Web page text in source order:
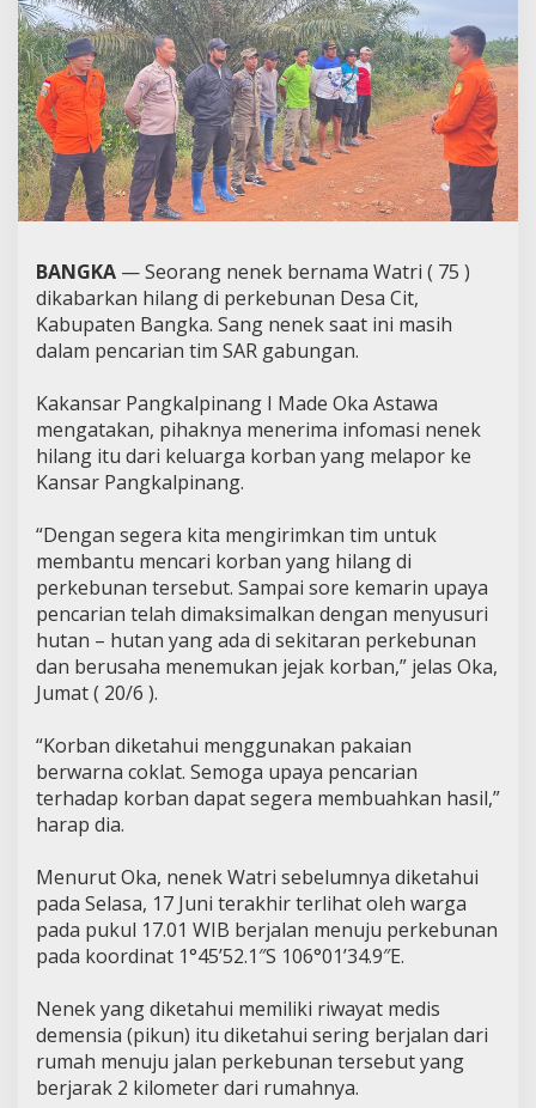
BANGKA — Seorang nenek bernama Watri ( 75 )
dikabarkan hilang di perkebunan Desa Cit,
Kabupaten Bangka. Sang nenek saat ini masih
dalam pencarian tim SAR gabungan.
Kakansar Pangkalpinang I Made Oka Astawa
mengatakan, pihaknya menerima infomasi nenek
hilang itu dari keluarga korban yang melapor ke
Kansar Pangkalpinang.
“Dengan segera kita mengirimkan tim untuk
membantu mencari korban yang hilang di
perkebunan tersebut. Sampai sore kemarin upaya
pencarian telah dimaksimalkan dengan menyusuri
hutan – hutan yang ada di sekitaran perkebunan
dan berusaha menemukan jejak korban,” jelas Oka,
Jumat ( 20/6 ).
“Korban diketahui menggunakan pakaian
berwarna coklat. Semoga upaya pencarian
terhadap korban dapat segera membuahkan hasil,”
harap dia.
Menurut Oka, nenek Watri sebelumnya diketahui
pada Selasa, 17 Juni terakhir terlihat oleh warga
pada pukul 17.01 WIB berjalan menuju perkebunan
pada koordinat 1°45’52.1″S 106°01’34.9″E.
Nenek yang diketahui memiliki riwayat medis
demensia (pikun) itu diketahui sering berjalan dari
rumah menuju jalan perkebunan tersebut yang
berjarak 2 kilometer dari rumahnya.